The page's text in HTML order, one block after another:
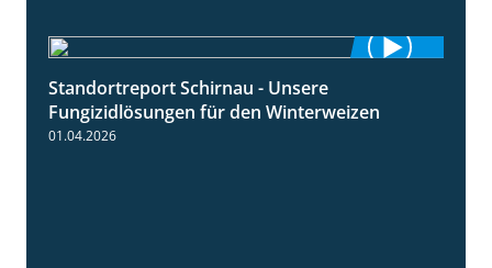
Standortreport Schirnau - Unsere
Fungizidlösungen für den Winterweizen
01.04.2026